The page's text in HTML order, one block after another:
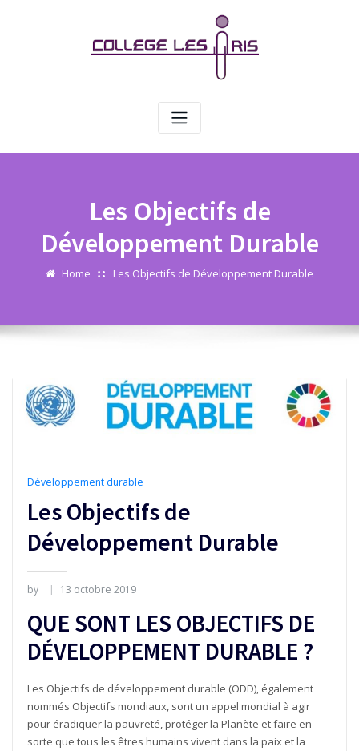
Les Objectifs de
Développement Durable
Home Les Objectifs de Développement Durable
Développement durable
Les Objectifs de
Développement Durable
by 13 octobre 2019
QUE SONT LES OBJECTIFS DE
DÉVELOPPEMENT DURABLE ?
Les Objectifs de développement durable (ODD), également
nommés Objectifs mondiaux, sont un appel mondial à agir
pour éradiquer la pauvreté, protéger la Planète et faire en
sorte que tous les êtres humains vivent dans la paix et la